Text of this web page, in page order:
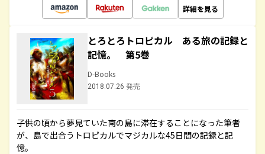
詳細を見る
とろとろトロピカル ある旅の記録と
記憶。 第5巻
D-Books
2018.07.26 発売
子供の頃から夢見ていた南の島に滞在することになった筆者
が、島で出合うトロピカルでマジカルな45日間の記録と記
憶。